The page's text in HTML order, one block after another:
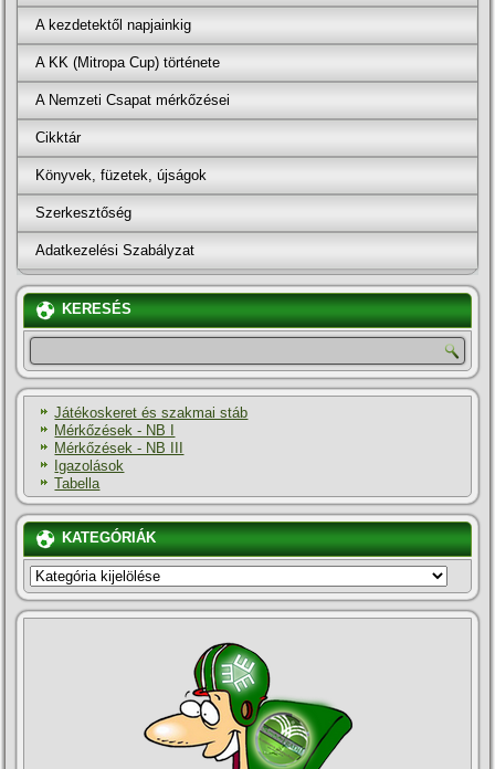
A kezdetektől napjainkig
A KK (Mitropa Cup) története
A Nemzeti Csapat mérkőzései
Cikktár
Könyvek, füzetek, újságok
Szerkesztőség
Adatkezelési Szabályzat
KERESÉS
Játékoskeret és szakmai stáb
Mérkőzések - NB I
Mérkőzések - NB III
Igazolások
Tabella
KATEGÓRIÁK
KATEGÓRIÁK